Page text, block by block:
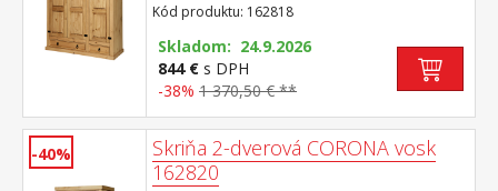
2:1 širšia časť šatníková tyč a polica, užšia
časť 3 police v spodnej časti 1 veľká a 1
malá zásuvka, kovové ozdobné
úchytky odporúčaný nadstavec CORONA
16952 súčasť zostavy Corona
Kód produktu: 162818
Skladom: 24.9.2026
844 € s DPH
-38% 1 370,50 € **
-40%
Skriňa 2-dverová CORONA vosk
162820